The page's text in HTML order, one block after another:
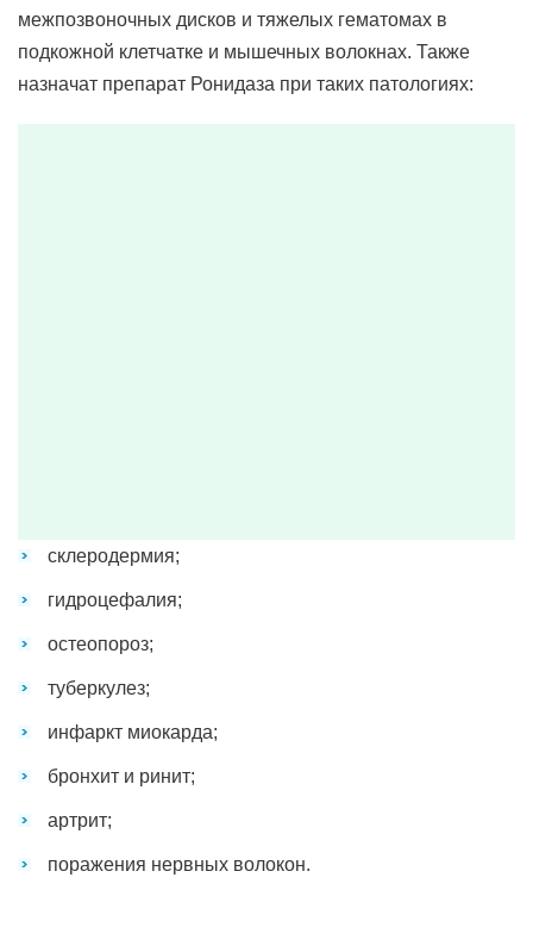
межпозвоночных дисков и тяжелых гематомах в
подкожной клетчатке и мышечных волокнах. Также
назначат препарат Ронидаза при таких патологиях:
склеродермия;
гидроцефалия;
остеопороз;
туберкулез;
инфаркт миокарда;
бронхит и ринит;
артрит;
поражения нервных волокон.